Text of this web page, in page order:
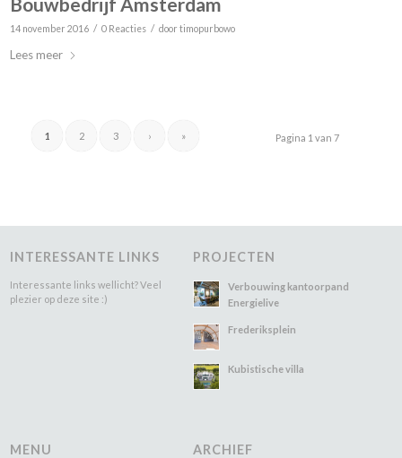
14 november 2016 / 0 Reacties / doortimopurbowo
Lees meer
Pagina 1 van 7
1 2 3 › »
INTERESSANTE LINKS
Interessante links wellicht? Veel
plezier op deze site :)
PROJECTEN
Verbouwing kantoorpand
Energielive
Frederiksplein
Kubistische villa
MENU ARCHIEF